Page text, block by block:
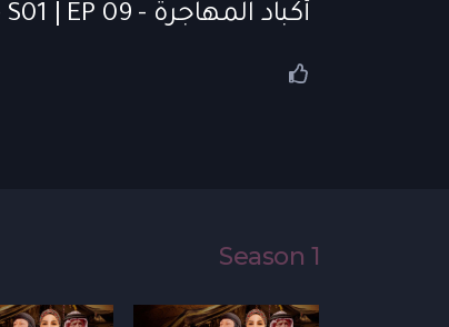
أكباد المهاجرة - S01 | EP 09 - أكباد المهاجرة | الحلقة 09
Season 1